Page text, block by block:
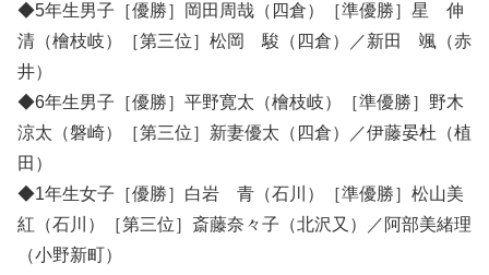
◆5年生男子［優勝］岡田周哉（四倉）［準優勝］星 伸
清（檜枝岐）［第三位］松岡 駿（四倉）／新田 颯（赤
井）
◆6年生男子［優勝］平野寛太（檜枝岐）［準優勝］野木
涼太（磐崎）［第三位］新妻優太（四倉）／伊藤晏杜（植
田）
◆1年生女子［優勝］白岩 青（石川）［準優勝］松山美
紅（石川）［第三位］斎藤奈々子（北沢又）／阿部美緒理
（小野新町）